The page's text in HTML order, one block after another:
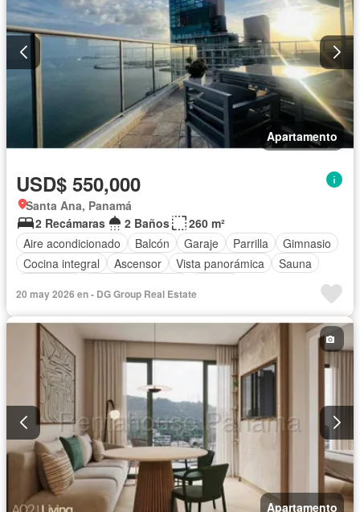
Apartamento
USD$ 550,000
Santa Ana, Panamá
2 Recámaras
2 Baños
260 m²
Aire acondicionado
Balcón Garaje Parrilla
Gimnasio
Cocina integral
Ascensor Vista panorámica
Sauna
20 may 2026 en - DG Group Real Estate
Apartamento